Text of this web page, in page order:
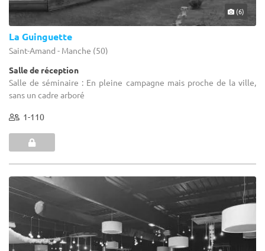
(6)
La Guinguette
Saint-Amand - Manche (50)
Salle de réception
Salle de séminaire : En pleine campagne mais proche de la ville,
sans un cadre arboré
1-110